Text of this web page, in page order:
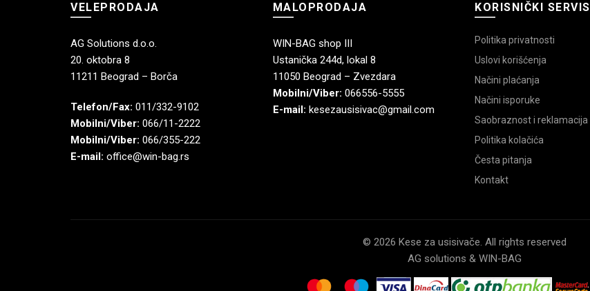
VELEPRODAJA
AG Solutions d.o.o.
20. oktobra 8
11211 Beograd – Borča
Telefon/Fax: 011/332-9102
Mobilni/Viber: 066/11-2222
Mobilni/Viber: 066/355-222
E-mail: office@win-bag.rs
MALOPRODAJA
WIN-BAG shop III
Ustanička 244d, lokal 8
11050 Beograd – Zvezdara
Mobilni/Viber: 066556-5555
E-mail: kesezausisivac@gmail.com
KORISNIČKI SERVIS
Politika privatnosti
Uslovi korišćenja
Načini plaćanja
Načini isporuke
Saobraznost i reklamacija
Politika kolačića
Česta pitanja
Kontakt
© 2026 Kese za usisivače. All rights reserved
AG solutions & WIN-BAG